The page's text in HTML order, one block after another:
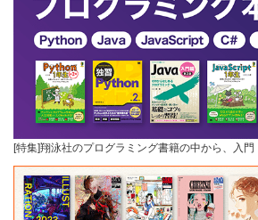
[特集]翔泳社のプログラミング書籍の中から、入